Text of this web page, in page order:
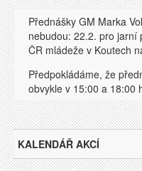
Přednášky GM Marka
nebudou: 22.2. pro jarní
ČR mládeže v Koutech
Předpokládáme, že
obvykle v 15:00 a 18:00
KALENDÁŘ AKCÍ